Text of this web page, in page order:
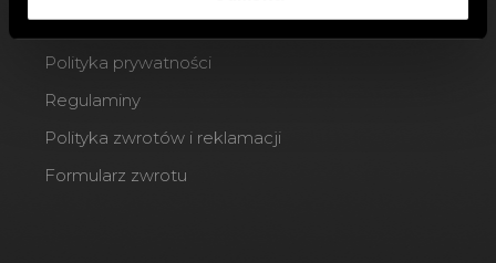
Blog
Polityka prywatności
Regulaminy
Polityka zwrotów i reklamacji
Formularz zwrotu